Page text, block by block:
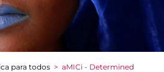
para todos > aMICi - Determined